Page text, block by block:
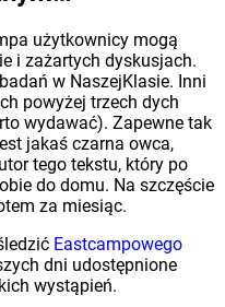
użytkownicy mogą
i zażartych dyskusjach.
w NaszejKlasie. Inni
powyżej trzech dych
wydawać). Zapewne tak
jakaś czarna owca,
tego tekstu, który po
do domu. Na szczęście
za miesiąc.
Eastcampowego
dni udostępnione
wystąpień.